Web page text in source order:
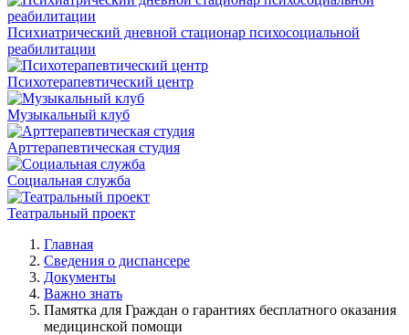
Психиатрический дневной стационар психосоциальной
реабилитации
Психотерапевтический центр
Музыкальный клуб
Арттерапевтическая студия
Социальная служба
Театральный проект
Главная
Сведения о диспансере
Документы
Важно знать
Памятка для Граждан о гарантиях бесплатного оказания
медицинской помощи